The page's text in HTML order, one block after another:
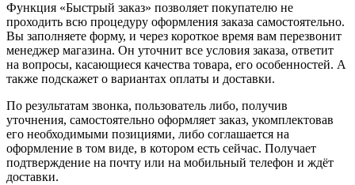
Функция «Быстрый заказ» позволяет покупателю не
проходить всю процедуру оформления заказа самостоятельно.
Вы заполняете форму, и через короткое время вам перезвонит
менеджер магазина. Он уточнит все условия заказа, ответит
на вопросы, касающиеся качества товара, его особенностей. А
также подскажет о вариантах оплаты и доставки.
По результатам звонка, пользователь либо, получив
уточнения, самостоятельно оформляет заказ, укомплектовав
его необходимыми позициями, либо соглашается на
оформление в том виде, в котором есть сейчас. Получает
подтверждение на почту или на мобильный телефон и ждёт
доставки.